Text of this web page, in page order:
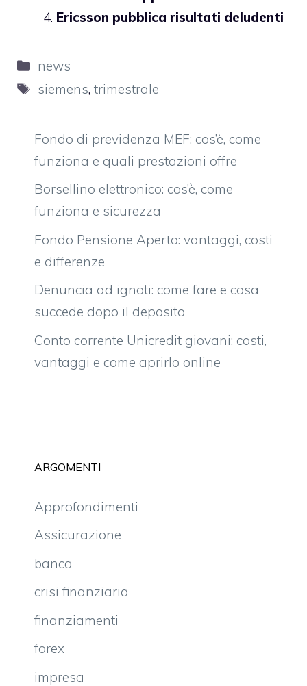
Ericsson pubblica risultati deludenti
Categorie
news
Tag
siemens,trimestrale
Fondo di previdenza MEF: cos’è, come
funziona e quali prestazioni offre
Borsellino elettronico: cos’è, come
funziona e sicurezza
Fondo Pensione Aperto: vantaggi, costi
e differenze
Denuncia ad ignoti: come fare e cosa
succede dopo il deposito
Conto corrente Unicredit giovani: costi,
vantaggi e come aprirlo online
ARGOMENTI
Approfondimenti
Assicurazione
banca
crisi finanziaria
finanziamenti
forex
impresa